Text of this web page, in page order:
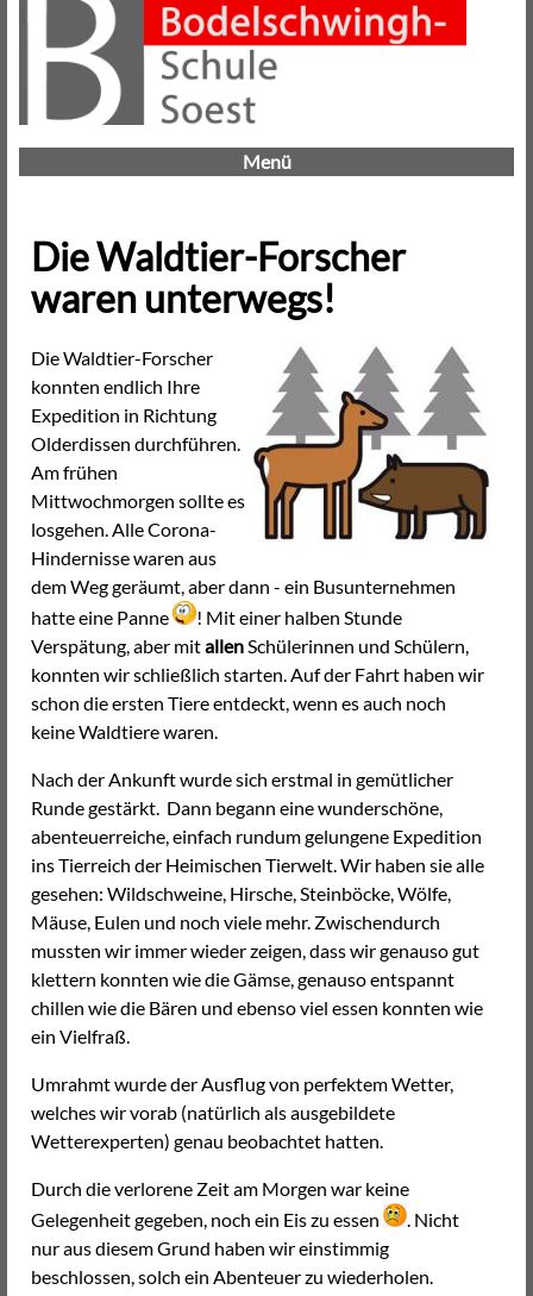
Menü
Die Waldtier-Forscher
waren unterwegs!
Die Waldtier-Forscher
konnten endlich Ihre
Expedition in Richtung
Olderdissen durchführen.
Am frühen
Mittwochmorgen sollte es
losgehen. Alle Corona-
Hindernisse waren aus
dem Weg geräumt, aber dann - ein Busunternehmen
hatte eine Panne
! Mit einer halben Stunde
Verspätung, aber mitallenSchülerinnen und Schülern,
konnten wir schließlich starten. Auf der Fahrt haben wir
schon die ersten Tiere entdeckt, wenn es auch noch
keine Waldtiere waren.
Nach der Ankunft wurde sich erstmal in gemütlicher
Runde gestärkt. Dann begann eine wunderschöne,
abenteuerreiche, einfach rundum gelungene Expedition
ins Tierreich der Heimischen Tierwelt. Wir haben sie alle
gesehen: Wildschweine, Hirsche, Steinböcke, Wölfe,
Mäuse, Eulen und noch viele mehr. Zwischendurch
mussten wir immer wieder zeigen, dass wir genauso gut
klettern konnten wie die Gämse, genauso entspannt
chillen wie die Bären und ebenso viel essen konnten wie
ein Vielfraß.
Umrahmt wurde der Ausflug von perfektem Wetter,
welches wir vorab (natürlich als ausgebildete
Wetterexperten) genau beobachtet hatten.
Durch die verlorene Zeit am Morgen war keine
Gelegenheit gegeben, noch ein Eis zu essen
. Nicht
nur aus diesem Grund haben wir einstimmig
beschlossen, solch ein Abenteuer zu wiederholen.